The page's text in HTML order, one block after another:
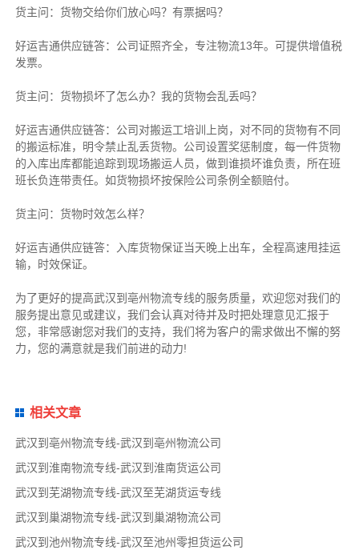
货主问：货物交给你们放心吗？有票据吗？
好运吉通供应链答：公司证照齐全，专注物流13年。可提供增值税
发票。
货主问：货物损坏了怎么办？我的货物会乱丢吗？
好运吉通供应链答：公司对搬运工培训上岗，对不同的货物有不同
的搬运标准，明令禁止乱丢货物。公司设置奖惩制度，每一件货物
的入库出库都能追踪到现场搬运人员，做到谁损坏谁负责，所在班
班长负连带责任。如货物损坏按保险公司条例全额赔付。
货主问：货物时效怎么样？
好运吉通供应链答：入库货物保证当天晚上出车，全程高速甩挂运
输，时效保证。
为了更好的提高武汉到亳州物流专线的服务质量，欢迎您对我们的
服务提出意见或建议，我们会认真对待并及时把处理意见汇报于
您，非常感谢您对我们的支持，我们将为客户的需求做出不懈的努
力，您的满意就是我们前进的动力!
相关文章
武汉到亳州物流专线-武汉到亳州物流公司
武汉到淮南物流专线-武汉到淮南货运公司
武汉到芜湖物流专线-武汉至芜湖货运专线
武汉到巢湖物流专线-武汉到巢湖物流公司
武汉到池州物流专线-武汉至池州零担货运公司